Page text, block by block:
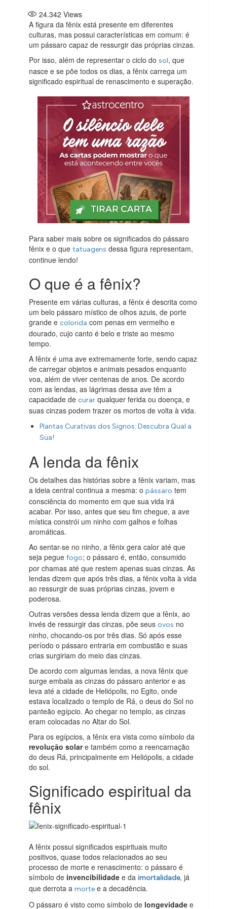
24.342 Views
A figura da fênix está presente em diferentes
culturas, mas possui características em comum: é
um pássaro capaz de ressurgir das próprias cinzas.
Por isso, além de representar o ciclo dosol, que
nasce e se põe todos os dias, a fênix carrega um
significado espiritual de renascimento e superação.
Para saber mais sobre os significados do pássaro
fênix e o quetatuagens dessa figura representam,
continue lendo!
O que é a fênix?
Presente em várias culturas, a fênix é descrita como
um belo pássaro místico de olhos azuis, de porte
grande ecolorida com penas em vermelho e
dourado, cujo canto é belo e triste ao mesmo
tempo.
A fênix é uma ave extremamente forte, sendo capaz
de carregar objetos e animais pesados enquanto
voa, além de viver centenas de anos. De acordo
com as lendas, as lágrimas dessa ave têm a
capacidade decurar qualquer ferida ou doença, e
suas cinzas podem trazer os mortos de volta à vida.
Plantas Curativas dos Signos: Descubra Qual a
Sua!
A lenda da fênix
Os detalhes das histórias sobre a fênix variam, mas
a ideia central continua a mesma: opássaro tem
consciência do momento em que sua vida irá
acabar. Por isso, antes que seu fim chegue, a ave
mística constrói um ninho com galhos e folhas
aromáticas.
Ao sentar-se no ninho, a fênix gera calor até que
seja peguefogo; o pássaro é, então, consumido
por chamas até que restem apenas suas cinzas. As
lendas dizem que após três dias, a fênix volta à vida
ao ressurgir de suas próprias cinzas, jovem e
poderosa.
Outras versões dessa lenda dizem que a fênix, ao
invés de ressurgir das cinzas, põe seusovos no
ninho, chocando-os por três dias. Só após esse
período o pássaro entraria em combustão e suas
crias surgiriam do meio das cinzas.
De acordo com algumas lendas, a nova fênix que
surge embala as cinzas do pássaro anterior e as
leva até a cidade de Heliópolis, no Egito, onde
estava localizado o templo de Rá, o deus do Sol no
panteão egípcio. Ao chegar no templo, as cinzas
eram colocadas no Altar do Sol.
Para os egípcios, a fênix era vista como símbolo da
revolução solare também como a reencarnação
do deus Rá, principalmente em Heliópolis, a cidade
do sol.
Significado espiritual da
fênix
A fênix possui significados espirituais muito
positivos, quase todos relacionados ao seu
processo de morte e renascimento: o pássaro é
símbolo de invencibilidade e daimortalidade, já
que derrota amorte e a decadência.
O pássaro é visto como símbolo de longevidade e